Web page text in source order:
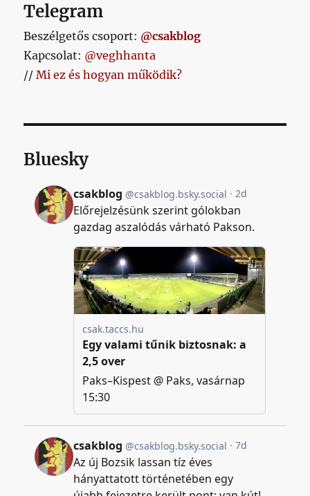
Telegram
Beszélgetős csoport: @csakblog
Kapcsolat: @veghhanta
//Mi ez és hogyan működik?
Bluesky